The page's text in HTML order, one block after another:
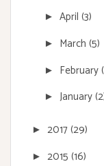
► April (3)
► March (5)
► February
► January
► 2017(29)
► 2015 (16)